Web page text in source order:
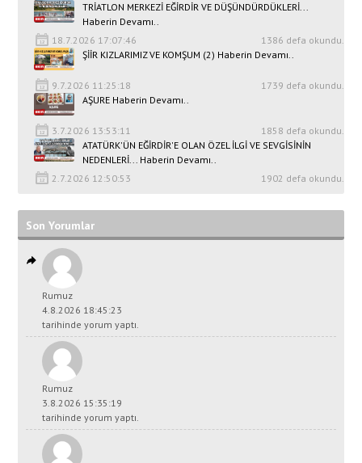
TRİATLON MERKEZİ EĞİRDİR VE DÜŞÜNDÜRDÜKLERİ...
Haberin Devamı..
18.7.2026 17:07:46
1386 defa okundu.
ŞİİR KIZLARIMIZ VE KOMŞUM (2) Haberin Devamı..
9.7.2026 11:25:18
1739 defa okundu.
AŞURE Haberin Devamı..
3.7.2026 13:53:11
1858 defa okundu.
ATATÜRK'ÜN EĞİRDİR'E OLAN ÖZEL İLGİ VE SEVGİSİNİN
NEDENLERİ... Haberin Devamı..
2.7.2026 12:50:53
1902 defa okundu.
Son Yorumlar
Rumuz
4.8.2026 18:45:23
tarihinde yorum yaptı.
Rumuz
3.8.2026 15:35:19
tarihinde yorum yaptı.